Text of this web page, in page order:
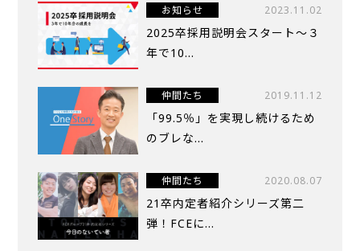
お知らせ 2023.11.02
2025卒採用説明会スタート～３
年で10...
仲間たち 2019.11.12
「99.5％」を実現し続けるため
のブレな...
仲間たち 2020.08.07
21卒内定者紹介シリーズ第二
弾！FCEに...